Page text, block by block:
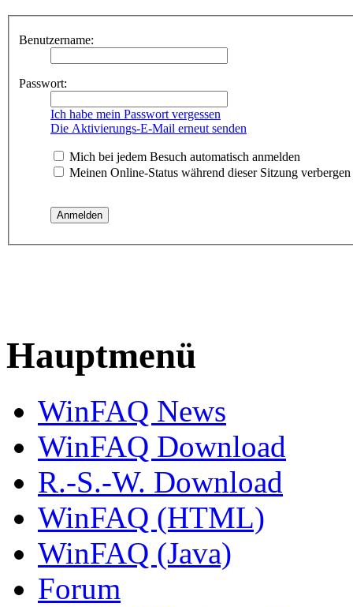
Benutzername:
Passwort:
Ich habe mein Passwort vergessen
Die Aktivierungs-E-Mail erneut senden
Mich bei jedem Besuch automatisch anmelden
Meinen Online-Status während dieser Sitzung verbergen
Hauptmenü
WinFAQ News
WinFAQ Download
R.-S.-W. Download
WinFAQ (HTML)
WinFAQ (Java)
Forum